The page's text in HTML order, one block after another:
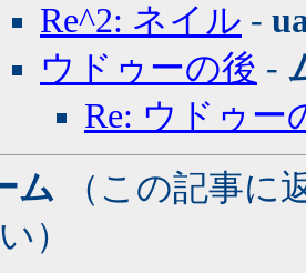
Re^2: ネイル -
ウドゥーの後 -
Re: ウドゥー
ム （この記事に
）